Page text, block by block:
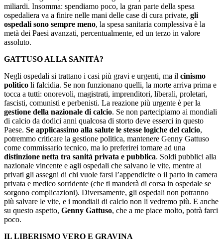
miliardi. Insomma: spendiamo poco, la gran parte della spesa
ospedaliera va a finire nelle mani delle case di cura private, gli
ospedali sono sempre meno, la spesa sanitaria complessiva è la
metà dei Paesi avanzati, percentualmente, ed un terzo in valore
assoluto.
GATTUSO ALLA SANITÀ?
Negli ospedali si trattano i casi più gravi e urgenti, ma il cinismo
politico li falcidia. Se non funzionano quelli, la morte arriva prima e
tocca a tutti: onorevoli, magistrati, imprenditori, liberali, proletari,
fascisti, comunisti e perbenisti. La reazione più urgente è per la
gestione della nazionale di calcio. Se non partecipiamo ai mondiali
di calcio da dodici anni qualcosa di storto deve esserci in questo
Paese. Se applicassimo alla salute le stesse logiche del calcio,
potremmo criticare la gestione politica, mantenere Genny Gattuso
come commissario tecnico, ma io preferirei tornare ad una
distinzione netta tra sanità privata e pubblica. Soldi pubblici alla
nazionale vincente e agli ospedali che salvano le vite, mentre ai
privati gli assegni di chi vuole farsi l’appendicite o il parto in camera
privata e medico sorridente (che ti manderà di corsa in ospedale se
sorgono complicazioni). Diversamente, gli ospedali non potranno
più salvare le vite, e i mondiali di calcio non li vedremo più. E anche
su questo aspetto, Genny Gattuso, che a me piace molto, potrà farci
poco.
IL LIBERISMO VERO E GRAVINA